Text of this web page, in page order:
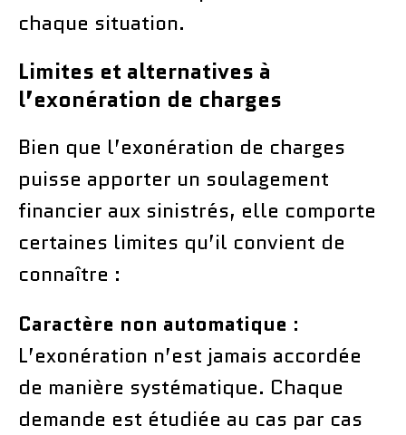
chaque situation.
Limites et alternatives à
l’exonération de charges
Bien que l’exonération de charges
puisse apporter un soulagement
financier aux sinistrés, elle comporte
certaines limites qu’il convient de
connaître :
Caractère non automatique :
L’exonération n’est jamais accordée
de manière systématique. Chaque
demande est étudiée au cas par cas